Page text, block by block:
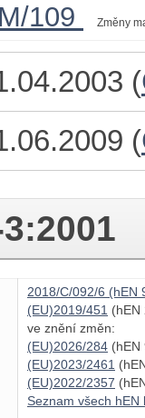
M/109 Změny
(
(
2018/C/092/6 (hEN
(EU)2019/451 (hEN
ve znění změn:
(EU)2026/284 (hEN
(EU)2023/2461
(EU)2022/2357
Seznam všech